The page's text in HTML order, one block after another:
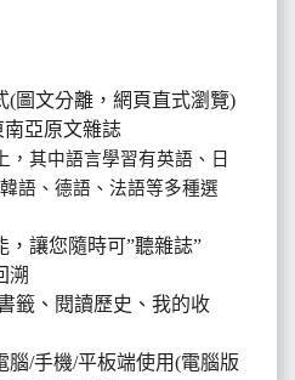
(圖文分離，網頁直式瀏覽)
南亞原文雜誌
，其中語言學習有英語、日
語、德語、法語等多種選
，讓您隨時可”聽雜誌”
溯
籤、閱讀歷史、我的收
腦/手機/平板端使用(電腦版